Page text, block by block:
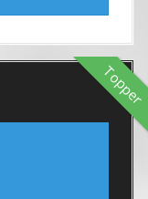
Topper